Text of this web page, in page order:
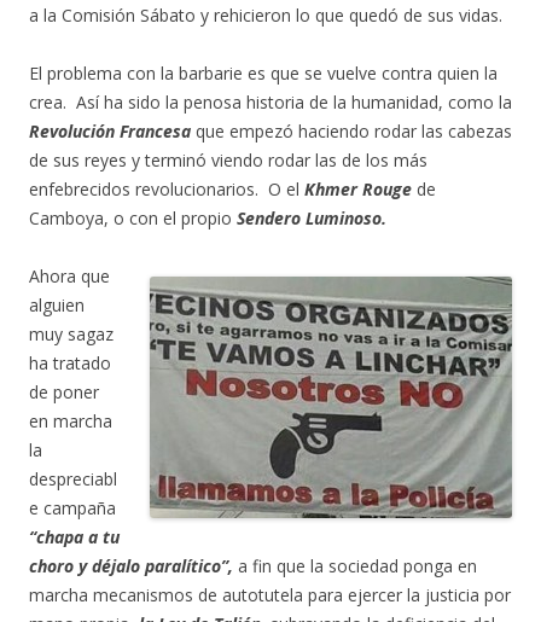
a la Comisión Sábato y rehicieron lo que quedó de sus vidas.
El problema con la barbarie es que se vuelve contra quien la
crea. Así ha sido la penosa historia de la humanidad, como la
Revolución Francesa que empezó haciendo rodar las cabezas
de sus reyes y terminó viendo rodar las de los más
enfebrecidos revolucionarios. O el Khmer Rouge de
Camboya, o con el propio Sendero Luminoso.
Ahora que
alguien
muy sagaz
ha tratado
de poner
en marcha
la
despreciabl
e campaña
“chapa a tu
choro y déjalo paralítico”, a fin que la sociedad ponga en
marcha mecanismos de autotutela para ejercer la justicia por